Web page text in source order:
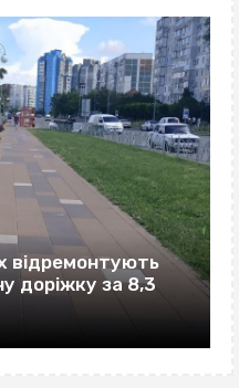
відремонтують
доріжку за 8,3